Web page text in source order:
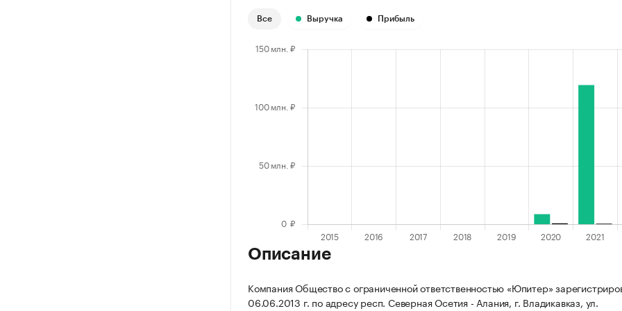
Все Выручка Прибыль
Описание
Компания Общество с ограниченной ответственностью «Юпитер»
06.06.2013 г. по адресу респ. Северная Осетия - Алания, г. Владикавказ, ул.